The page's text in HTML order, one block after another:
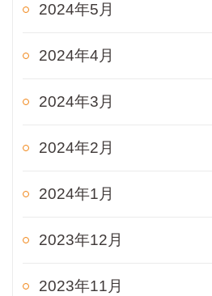
2024年5月
2024年4月
2024年3月
2024年2月
2024年1月
2023年12月
2023年11月